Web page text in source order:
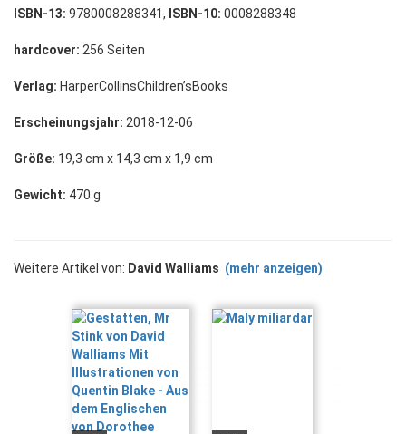
ISBN-13: 9780008288341, ISBN-10: 0008288348
hardcover: 256 Seiten
Verlag: HarperCollinsChildren’sBooks
Erscheinungsjahr: 2018-12-06
Größe: 19,3 cm x 14,3 cm x 1,9 cm
Gewicht: 470 g
Weitere Artikel von: David Walliams (mehr anzeigen)